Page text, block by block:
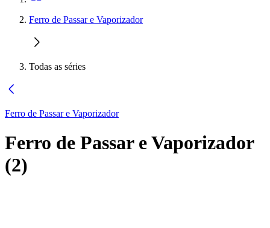
Ferro de Passar e Vaporizador
Todas as séries
Ferro de Passar e Vaporizador
Ferro de Passar e Vaporizador
(2)